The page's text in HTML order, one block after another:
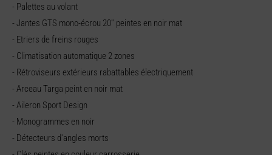
- Palettes au volant
- Jantes GTS mono-écrou 20'' peintes en noir mat
- Etriers de freins rouges
- Climatisation automatique 2 zones
- Rétroviseurs extérieurs rabattables électriquement
- Arceau Targa peint en noir mat
- Aileron Sport Design
- Monogrammes en noir
- Détecteurs d'angles morts